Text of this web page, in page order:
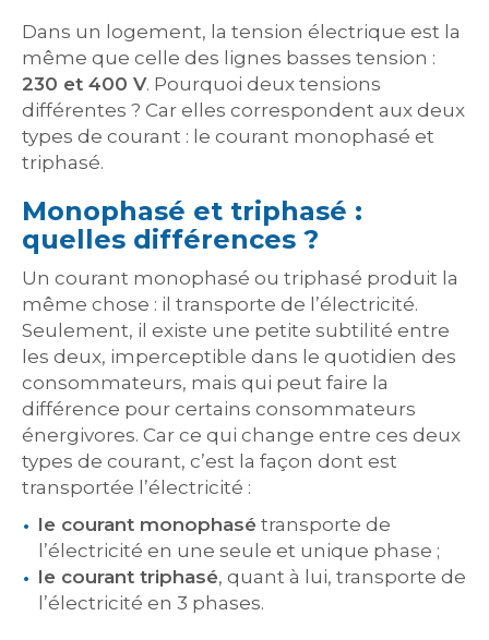
Dans un logement, la tension électrique est la
même que celle des lignes basses tension :
230 et 400 V. Pourquoi deux tensions
différentes ? Car elles correspondent aux deux
types de courant : le courant monophasé et
triphasé.
Monophasé et triphasé :
quelles différences ?
Un courant monophasé ou triphasé produit la
même chose : il transporte de l’électricité.
Seulement, il existe une petite subtilité entre
les deux, imperceptible dans le quotidien des
consommateurs, mais qui peut faire la
différence pour certains consommateurs
énergivores. Car ce qui change entre ces deux
types de courant, c’est la façon dont est
transportée l’électricité :
le courant monophasé transporte de
l’électricité en une seule et unique phase ;
le courant triphasé, quant à lui, transporte de
l’électricité en 3 phases.